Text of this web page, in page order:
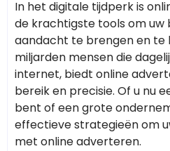
In het digitale tijdperk is
de krachtigste tools om uw
aandacht te brengen en te
miljarden mensen die
internet, biedt online
bereik en precisie. Of u nu
bent of een grote
effectieve strategieën om
met online adverteren.